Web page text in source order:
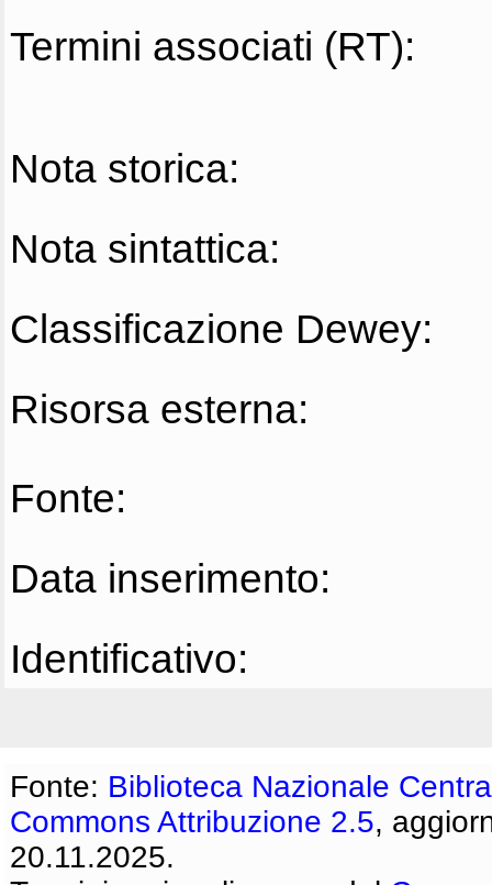
Termini associati (RT):
Nota storica:
Nota sintattica:
Classificazione Dewey:
Risorsa esterna:
Fonte:
Data inserimento:
Identificativo:
Fonte: Biblioteca Nazionale
Commons Attribuzione 2.5,
20.11.2025.